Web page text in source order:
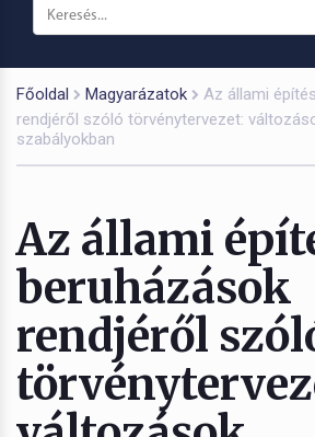
Főoldal Magyarázatok
Az állami
rendjéről szóló törvénytervezet:
szabályokban
Az állami
beruházások
rendjéről